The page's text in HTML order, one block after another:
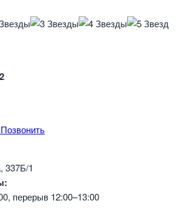
337Б/1
перерыв 12:00–13:00